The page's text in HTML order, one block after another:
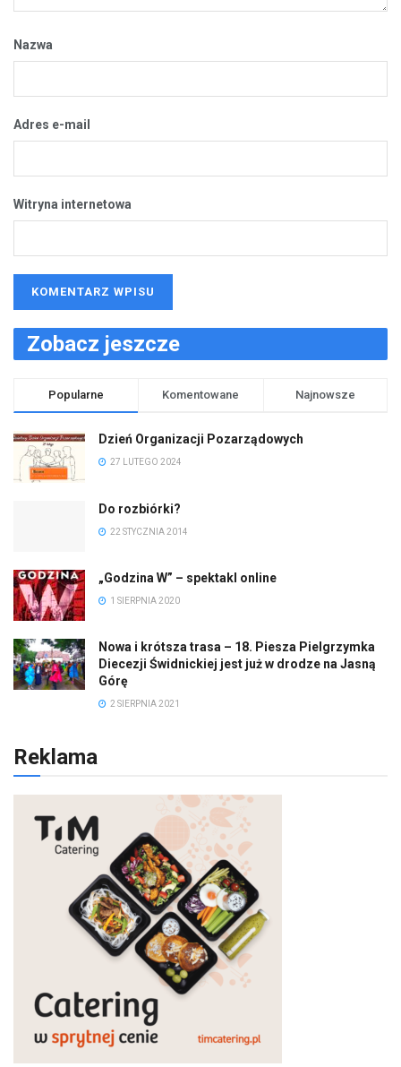
Nazwa
Adres e-mail
Witryna internetowa
Zobacz jeszcze
Popularne Komentowane Najnowsze
Dzień Organizacji Pozarządowych
27 LUTEGO 2024
Do rozbiórki?
22 STYCZNIA 2014
„Godzina W” – spektakl online
1 SIERPNIA 2020
Nowa i krótsza trasa – 18. Piesza Pielgrzymka
Diecezji Świdnickiej jest już w drodze na Jasną
Górę
2 SIERPNIA 2021
Reklama